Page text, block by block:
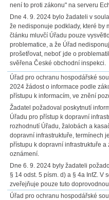
není to proti zákonu" na serveru
Dne 4. 9. 2024 bylo žadateli v
že nedisponuje podklady, které by
článku mluvčí Úřadu pouze
problematice, a že Úřad
prošetřovat, neboť jde o
svěřena České obchodní inspekci.
Úřad pro ochranu hospodářské
2024 žádost o informace podle
přístupu k informacím, ve znění
Žadatel požadoval poskytnutí
Úřadu pro přístup k dopravní
rozhodnutí Úřadu, žalobách a
dopravní infrastruktuře, termínech
přístupu k dopravní infrastruktuře
oznámení.
Dne 6. 9. 2024 byly žadateli
§ 14 odst. 5 písm. d) a § 4a InfZ. V
zveřejňuje pouze tuto
Úřad pro ochranu hospodářské